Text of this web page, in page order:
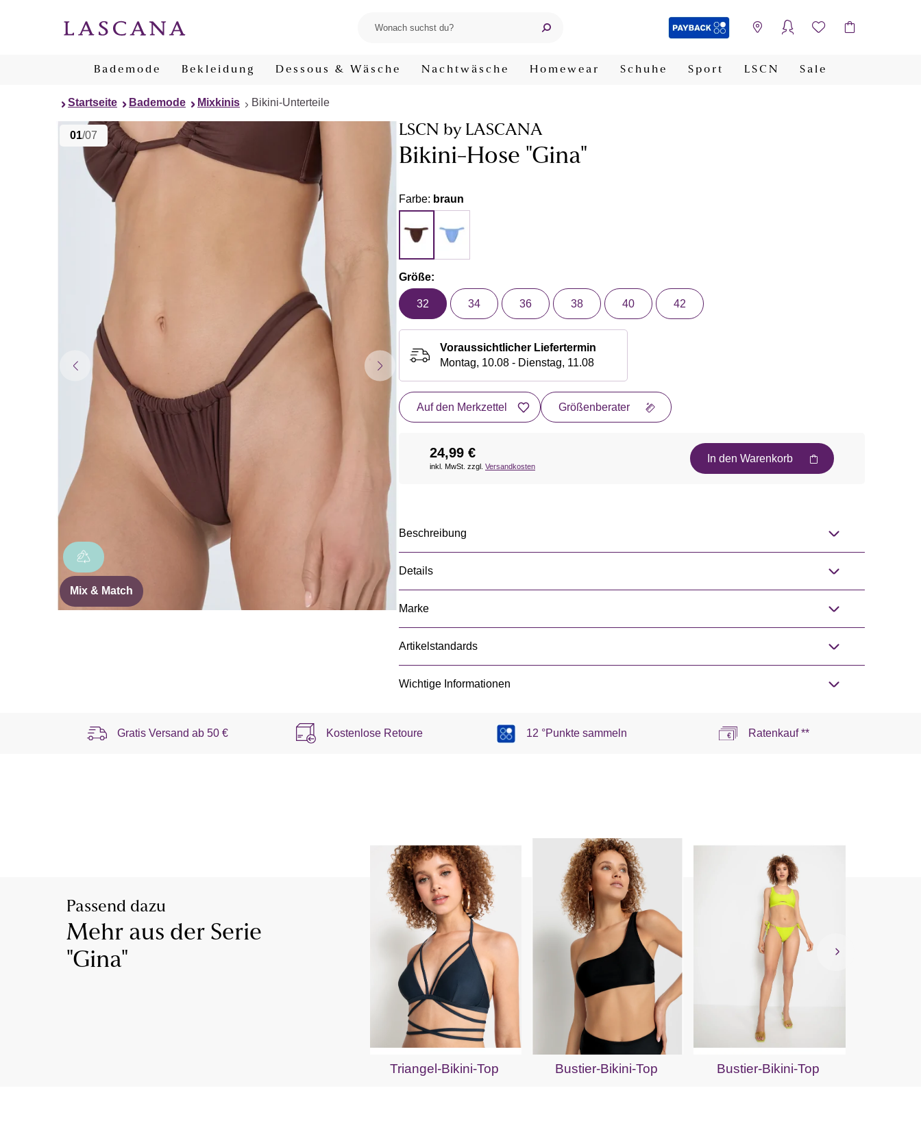
Bademode Bekleidung Dessous & Wäsche Nachtwäsche Homewear Schuhe Sport LSCN Sale
Startseite Bademode Mixkinis Bikini-Unterteile
01/07
Mix & Match
LSCN by LASCANA
Bikini-Hose "Gina"
Farbe: braun
Größe:
32 34 36 38 40 42
Voraussichtlicher Liefertermin
Montag, 10.08 - Dienstag, 11.08
Auf den Merkzettel Größenberater
24,99 €
inkl. MwSt. zzgl. Versandkosten
In den Warenkorb
Beschreibung
Details
Marke
Artikelstandards
Wichtige Informationen
Gratis Versand ab 50 € Kostenlose Retoure 12 °Punkte sammeln Ratenkauf **
Passend dazu
Mehr aus der Serie
"Gina"
Triangel-Bikini-Top Bustier-Bikini-Top Bustier-Bikini-Top